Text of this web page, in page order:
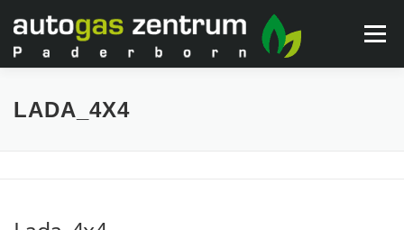
Inhalt
springen
Menü
WARUM AUTOGAS?
LADA_4X4